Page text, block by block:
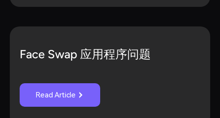
Face Swap 应用程序问题
Read Article